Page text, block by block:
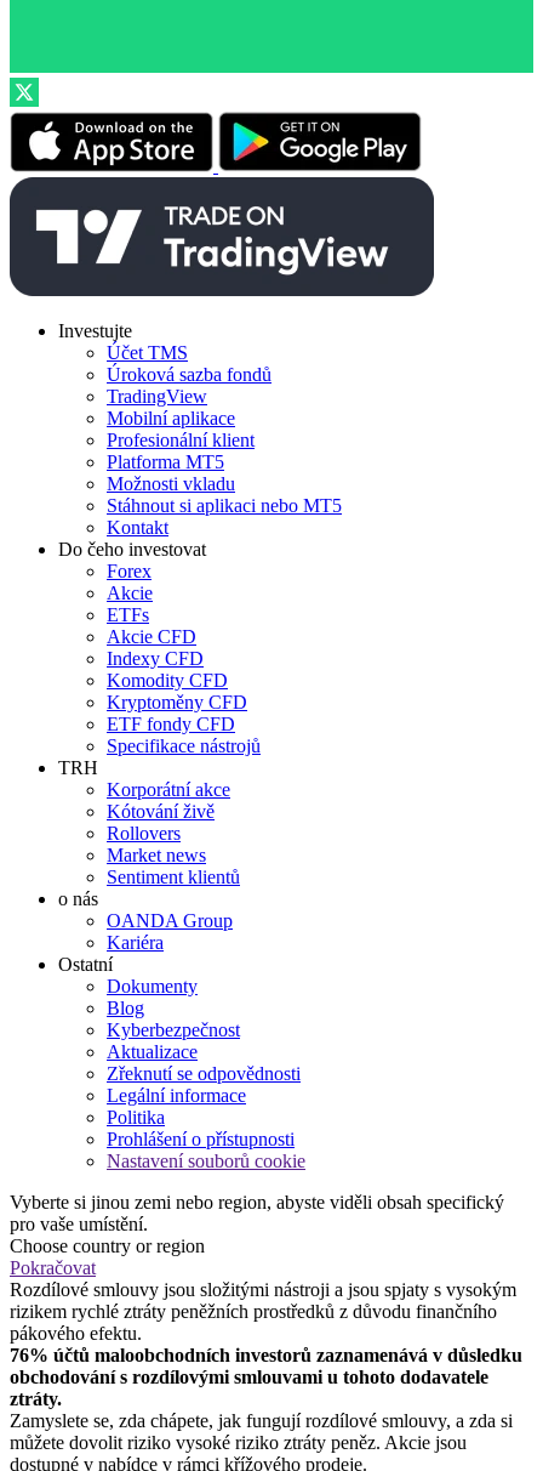
Investujte
Účet TMS
Úroková sazba fondů
TradingView
Mobilní aplikace
Profesionální klient
Platforma MT5
Možnosti vkladu
Stáhnout si aplikaci nebo MT5
Kontakt
Do čeho investovat
Forex
Akcie
ETFs
Akcie CFD
Indexy CFD
Komodity CFD
Kryptoměny CFD
ETF fondy CFD
Specifikace nástrojů
TRH
Korporátní akce
Kótování živě
Rollovers
Market news
Sentiment klientů
o nás
OANDA Group
Kariéra
Ostatní
Dokumenty
Blog
Kyberbezpečnost
Aktualizace
Zřeknutí se odpovědnosti
Legální informace
Politika
Prohlášení o přístupnosti
Nastavení souborů cookie
Vyberte si jinou zemi nebo region, abyste viděli obsah specifický
pro vaše umístění.
Choose country or region
Pokračovat
Rozdílové smlouvy jsou složitými nástroji a jsou spjaty s vysokým
rizikem rychlé ztráty peněžních prostředků z důvodu finančního
pákového efektu.
76% účtů maloobchodních investorů zaznamenává v důsledku
obchodování s rozdílovými smlouvami u tohoto dodavatele
ztráty.
Zamyslete se, zda chápete, jak fungují rozdílové smlouvy, a zda si
můžete dovolit riziko vysoké riziko ztráty peněz. Akcie jsou
dostupné v nabídce v rámci křížového prodeje.